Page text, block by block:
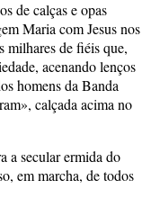
de calças e opas
Maria com Jesus nos
milhares de fiéis que,
acenando lenços
homens da Banda
calçada acima no
a secular ermida do
em marcha, de todos